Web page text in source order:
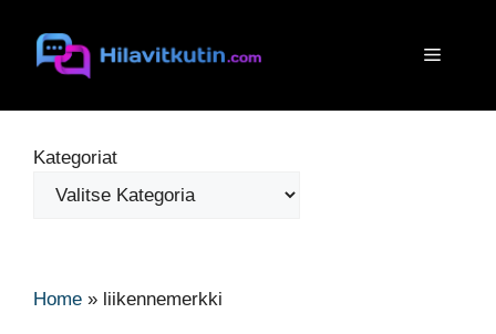
sisältöön
Valikko
Kategoriat
Home » liikennemerkki